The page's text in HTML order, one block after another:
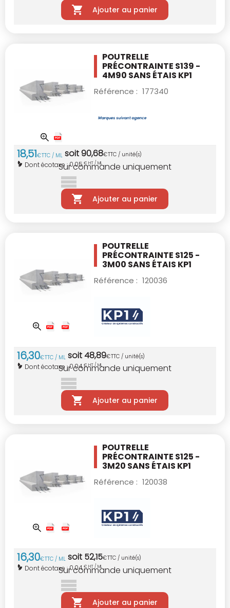
Ajouter au panier
POUTRELLE
PRÉCONTRAINTE S139 -
4M90 SANS ÉTAIS KP1
Référence : 177340
18,51€TTC / ML soit90,68€TTC / unité(s)
Dont écotaxe :0,05€ HT / ML
Sur commande uniquement
Ajouter au panier
POUTRELLE
PRÉCONTRAINTE S125 -
3M00 SANS ÉTAIS KP1
Référence : 120036
16,30€TTC / ML soit48,89€TTC / unité(s)
Dont écotaxe :0,04€ HT / ML
Sur commande uniquement
Ajouter au panier
POUTRELLE
PRÉCONTRAINTE S125 -
3M20 SANS ÉTAIS KP1
Référence : 120038
16,30€TTC / ML soit 52,15€TTC / unité(s)
Dont écotaxe :0,04€ HT / ML
Sur commande uniquement
Ajouter au panier